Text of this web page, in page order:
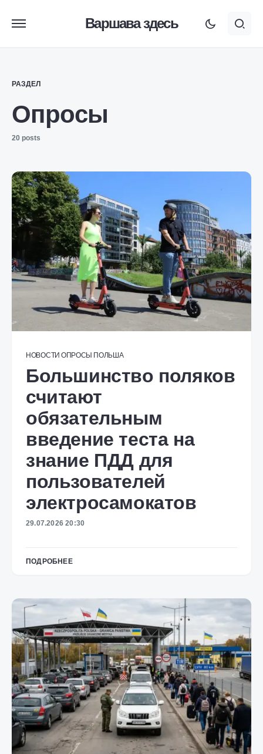
Варшава здесь
РАЗДЕЛ
Опросы
20 posts
НОВОСТИ ОПРОСЫ ПОЛЬША
Большинство поляков
считают
обязательным
введение теста на
знание ПДД для
пользователей
электросамокатов
29.07.2026 20:30
ПОДРОБНЕЕ